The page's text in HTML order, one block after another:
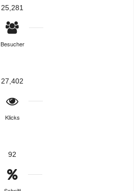
25,281
Besucher
27,402
Klicks
92